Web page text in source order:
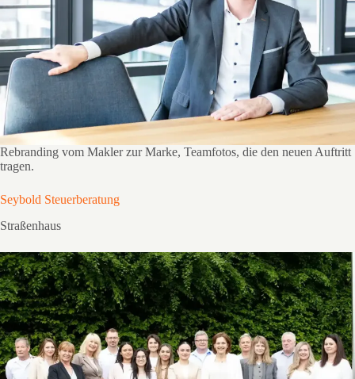
Rebranding vom Makler zur Marke, Teamfotos, die den neuen Auftritt
tragen.
Seybold Steuerberatung
Straßenhaus